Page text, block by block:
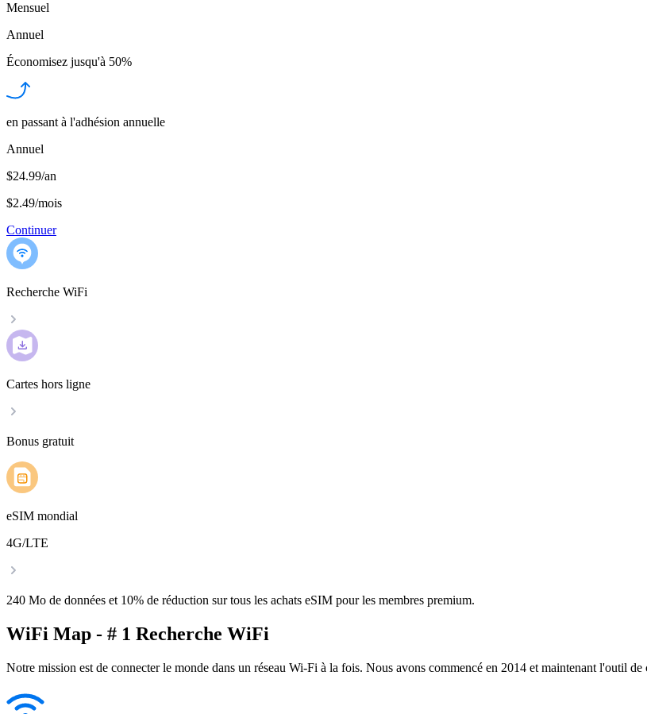
Mensuel
Annuel
Économisez jusqu'à 50%
en passant à l'adhésion annuelle
Annuel
$24.99/an
$2.49/mois
Continuer
Recherche WiFi
Cartes hors ligne
Bonus gratuit
eSIM mondial
4G/LTE
240 Mo de données et 10% de réduction sur tous les achats eSIM pour les membres premium.
WiFi Map - # 1 Recherche WiFi
Notre mission est de connecter le monde dans un réseau Wi-Fi à la fois. Nous avons commencé en 2014 et maintenant l'outil